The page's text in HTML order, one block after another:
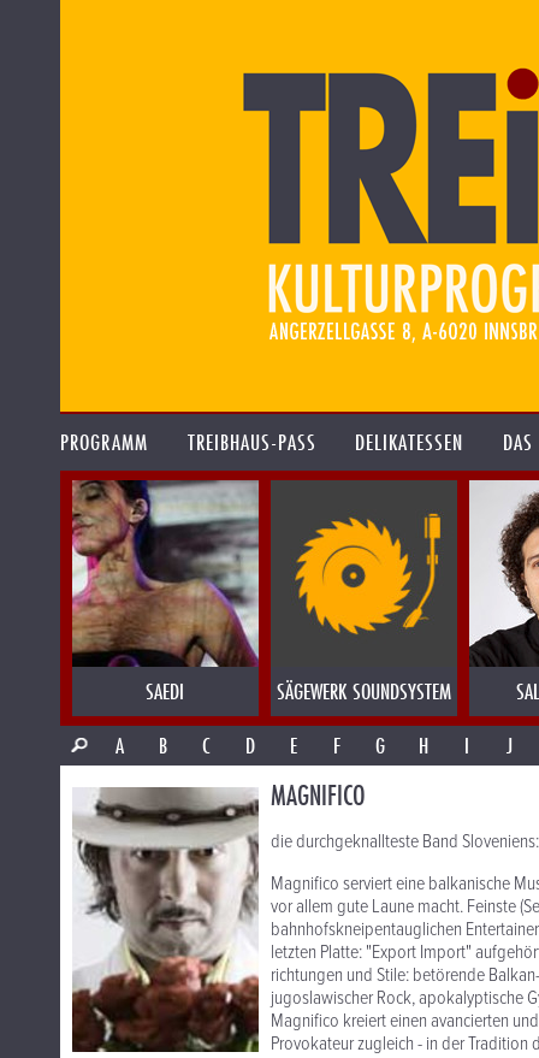
PROGRAMM TREIBHAUS-PASS DELIKATESSEN
SAEDI SÄGEWERK SOUNDSYSTEM
A
B C D E F G H I J
MAGNIFICO
die durchgeknallteste Band
Magnifico serviert eine balkanische
vor allem gute Laune macht. Feinste
bahnhofskneipentauglichen
letzten Platte: "Export Import"
richtungen und Stile: betörende
jugoslawischer Rock, apokalyptische
Magnifico kreiert einen avancierten
Provokateur zugleich - in der